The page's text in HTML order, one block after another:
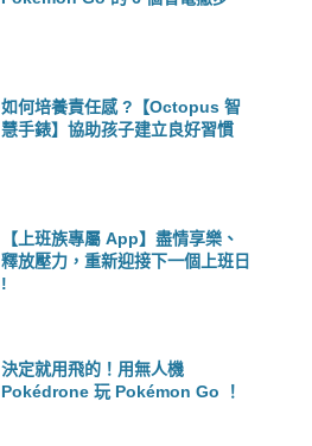
如何培養責任感 ?【Octopus 智
慧手錶】協助孩子建立良好習慣
【上班族專屬 App】盡情享樂、
釋放壓力，重新迎接下一個上班日
!
決定就用飛的！用無人機
Pokédrone 玩 Pokémon Go ！